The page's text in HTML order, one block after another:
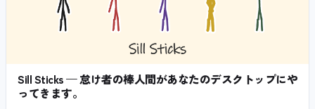
Sill Sticks — 怠け者の棒人間があなたのデスクトップにや
ってきます。